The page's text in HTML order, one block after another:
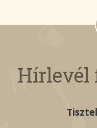
Hírlevél